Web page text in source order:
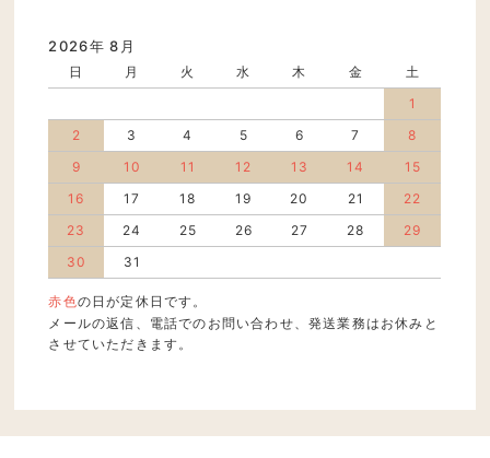
2026年 8月
日 月 火 水 木 金
土
1
2
3 4 5 6 7
8
9
10 11 12 13 14
15
16
17 18 19 20 21
22
23
24 25 26 27 28
29
30
31
赤色の日が定休日です。
メールの返信、電話でのお問い合わせ、発送業務はお休みと
させていただきます。